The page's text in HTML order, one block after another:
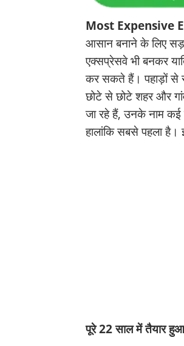
Most Expensive
आसान बनाने के लिए
एक्सप्रेसवे भी बनकर
कर सकते हैं। पहाड़ों से
छोटे से छोटे शहर और
जा रहे हैं, उनके नाम
हालांकि सबसे पहला
पूरे 22 साल में तैयार